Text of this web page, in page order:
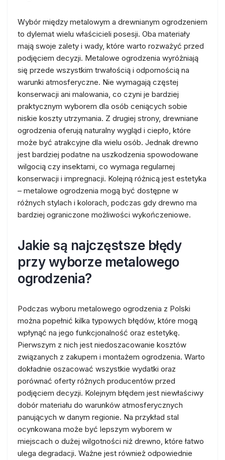
Wybór między metalowym a drewnianym ogrodzeniem
to dylemat wielu właścicieli posesji. Oba materiały
mają swoje zalety i wady, które warto rozważyć przed
podjęciem decyzji. Metalowe ogrodzenia wyróżniają
się przede wszystkim trwałością i odpornością na
warunki atmosferyczne. Nie wymagają częstej
konserwacji ani malowania, co czyni je bardziej
praktycznym wyborem dla osób ceniących sobie
niskie koszty utrzymania. Z drugiej strony, drewniane
ogrodzenia oferują naturalny wygląd i ciepło, które
może być atrakcyjne dla wielu osób. Jednak drewno
jest bardziej podatne na uszkodzenia spowodowane
wilgocią czy insektami, co wymaga regularnej
konserwacji i impregnacji. Kolejną różnicą jest estetyka
– metalowe ogrodzenia mogą być dostępne w
różnych stylach i kolorach, podczas gdy drewno ma
bardziej ograniczone możliwości wykończeniowe.
Jakie są najczęstsze błędy
przy wyborze metalowego
ogrodzenia?
Podczas wyboru metalowego ogrodzenia z Polski
można popełnić kilka typowych błędów, które mogą
wpłynąć na jego funkcjonalność oraz estetykę.
Pierwszym z nich jest niedoszacowanie kosztów
związanych z zakupem i montażem ogrodzenia. Warto
dokładnie oszacować wszystkie wydatki oraz
porównać oferty różnych producentów przed
podjęciem decyzji. Kolejnym błędem jest niewłaściwy
dobór materiału do warunków atmosferycznych
panujących w danym regionie. Na przykład stal
ocynkowana może być lepszym wyborem w
miejscach o dużej wilgotności niż drewno, które łatwo
ulega degradacji. Ważne jest również odpowiednie